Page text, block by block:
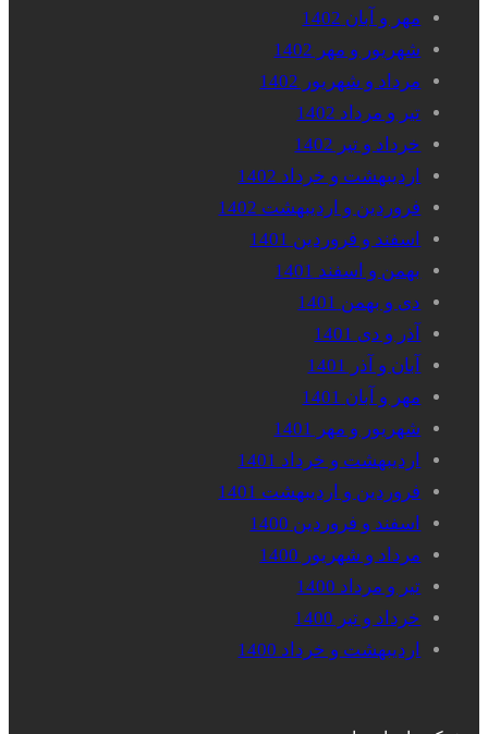
مهر و آبان 1402
شهریور و مهر 1402
مرداد و شهریور 1402
تیر و مرداد 1402
خرداد و تیر 1402
اردیبهشت و خرداد 1402
فروردین و اردیبهشت 1402
اسفند و فروردین 1401
بهمن و اسفند 1401
دی و بهمن 1401
آذر و دی 1401
آبان و آذر 1401
مهر و آبان 1401
شهریور و مهر 1401
اردیبهشت و خرداد 1401
فروردین و اردیبهشت 1401
اسفند و فروردین 1400
مرداد و شهریور 1400
تیر و مرداد 1400
خرداد و تیر 1400
اردیبهشت و خرداد 1400